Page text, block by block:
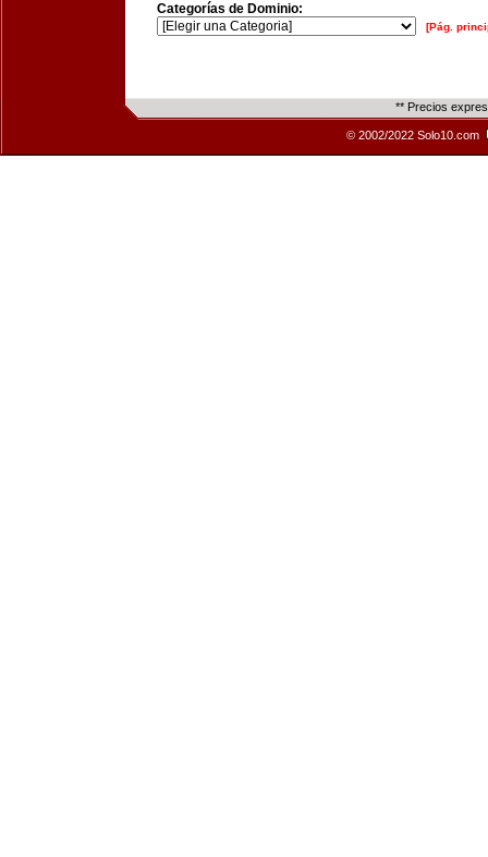
Categorías de Dominio:
[Pág.
** Precios
© 2002/2022 Solo10.com